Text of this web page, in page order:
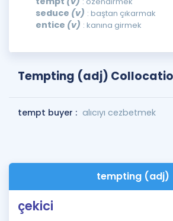
seduce (v) : baştan çıkarmak
entice (v) : kanına girmek
Tempting (adj)
tempt buyer : alıcıyı cezbetmek
tempting (adj)
çekici